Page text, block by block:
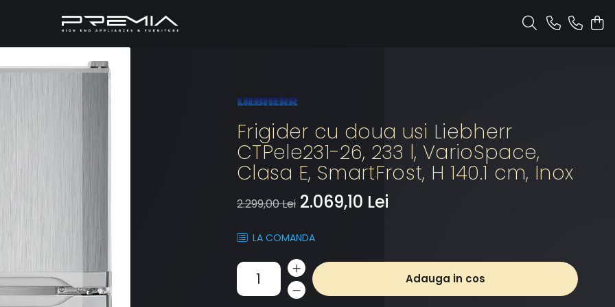
Frigider cu doua usi Liebherr
CTPele231-26, 233 l, VarioSpace,
Clasa E, SmartFrost, H 140.1 cm, Inox
2.299,00 Lei 2.069,10 Lei
LA COMANDA
Adauga in cos